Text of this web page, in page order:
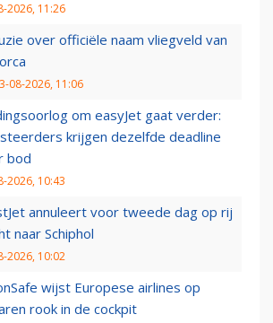
2026, 11:26
over officiële naam vliegveld van
08-2026, 11:06
om easyJet gaat verder:
krijgen dezelfde deadline
bod
2026, 10:43
annuleert voor tweede dag op rij
naar Schiphol
2026, 10:02
wijst Europese airlines op
rook in de cockpit